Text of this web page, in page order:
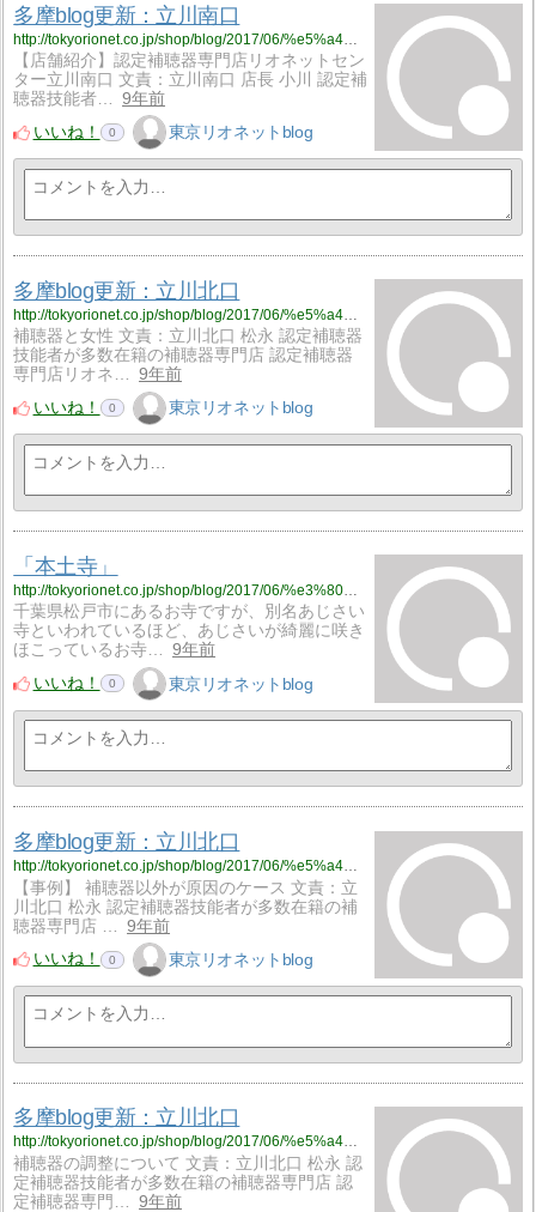
多摩blog更新：立川南口
【店舗紹介】認定補聴器専門店リオネットセン
ター立川南口 文責：立川南口 店長 小川 認定補
聴器技能者…
9年前
いいね！
0 東京リオネットblog
多摩blog更新：立川北口
補聴器と女性 文責：立川北口 松永 認定補聴器
技能者が多数在籍の補聴器専門店 認定補聴器
専門店リオネ…
9年前
いいね！
0 東京リオネットblog
「本土寺」
http://tokyorionet.co.jp/shop/blog/2017/06/%e3%80%8c%e6%9c%ac%e5%9c%9f%e5%af%ba%e3%80%8d/
千葉県松戸市にあるお寺ですが、別名あじさい
寺といわれているほど、あじさいが綺麗に咲き
ほこっているお寺…
9年前
いいね！
0 東京リオネットblog
多摩blog更新：立川北口
http://tokyorionet.co.jp/shop/blog/2017/06/%e5%a4%9a%e6%91%a9blog%e6%9b%b4%e6%96%b0%ef%bc%9a%e7%ab%8b%e5%b7%9d%e5%8c%97%e5%8f%a3-58/
【事例】 補聴器以外が原因のケース 文責：立
川北口 松永 認定補聴器技能者が多数在籍の補
聴器専門店 …
9年前
いいね！
0 東京リオネットblog
多摩blog更新：立川北口
http://tokyorionet.co.jp/shop/blog/2017/06/%e5%a4%9a%e6%91%a9blog%e6%9b%b4%e6%96%b0%ef%bc%9a%e7%ab%8b%e5%b7%9d%e5%8c%97%e5%8f%a3-57/
補聴器の調整について 文責：立川北口 松永 認
定補聴器技能者が多数在籍の補聴器専門店 認
定補聴器専門…
9年前